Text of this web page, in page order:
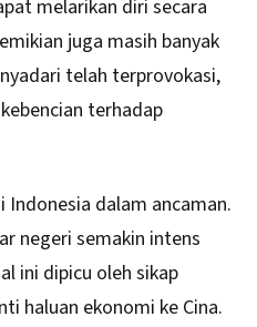
melarikan diri secara
juga masih banyak
telah terprovokasi,
terhadap
Indonesia dalam ancaman.
negeri semakin intens
ini dipicu oleh sikap
haluan ekonomi ke Cina.